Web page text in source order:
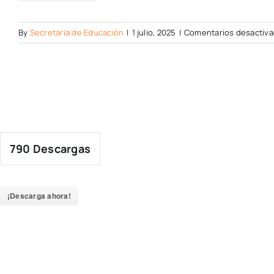
By Secretaría de Educación | 1 julio, 2025 | Comentarios
790 Descargas
¡Descarga ahora!